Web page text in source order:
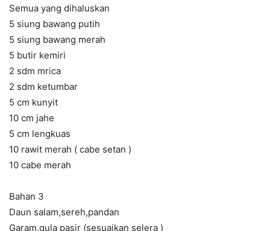
Semua yang dihaluskan
5 siung bawang putih
5 siung bawang merah
5 butir kemiri
2 sdm mrica
2 sdm ketumbar
5 cm kunyit
10 cm jahe
5 cm lengkuas
10 rawit merah ( cabe setan )
10 cabe merah
Bahan 3
Daun salam,sereh,pandan
Garam,gula pasir (sesuaikan selera )